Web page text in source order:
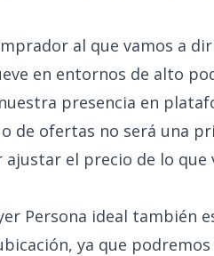
al que vamos a
en entornos de alto
presencia en
de ofertas no será una
el precio de lo que
Persona ideal también
ya que